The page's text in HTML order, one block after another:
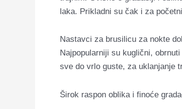
laka. Prikladni su čak i za
Nastavci za brusilicu za nokte
Najpopularniji su kuglični,
sve do vrlo guste, za uklanjanje
Širok raspon oblika i finoće